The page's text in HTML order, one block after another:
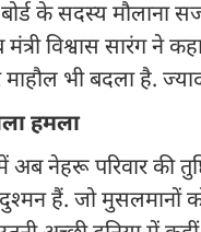
के सदस्य मौलाना
विश्वास सारंग ने
भी बदला है.
हमला
अब नेहरू परिवार की
हैं. जो मुसलमानों